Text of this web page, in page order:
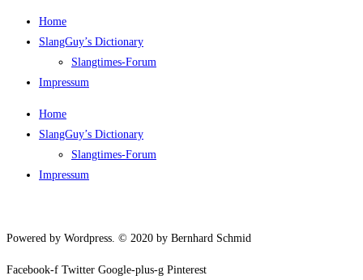
Home
SlangGuy’s Dic­tion­a­ry
Slang­times-Forum
Impres­sum
Home
SlangGuy’s Dic­tion­a­ry
Slang­times-Forum
Impres­sum
Powered by Wordpress. © 2020 by Bernhard Schmid
Facebook-f Twitter Google-plus-g Pinterest